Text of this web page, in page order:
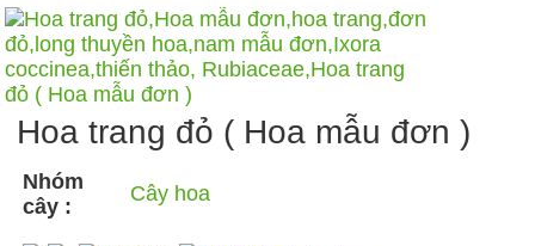
Hoa trang đỏ ( Hoa mẫu đơn )
Nhóm
cây :
Cây hoa